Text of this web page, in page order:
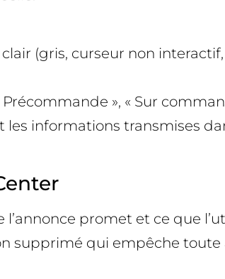
(gris, curseur non
», « Sur
informations transmises
promet et ce que
supprimé qui empêche toute